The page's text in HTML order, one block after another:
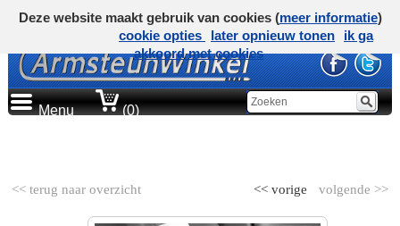
Menu (0)
<< terug naar overzicht volgende >>
<< vorige
Deze website maakt gebruik van cookies (meer informatie)
cookie opties
later opnieuw tonen
ik ga
akkoord met cookies